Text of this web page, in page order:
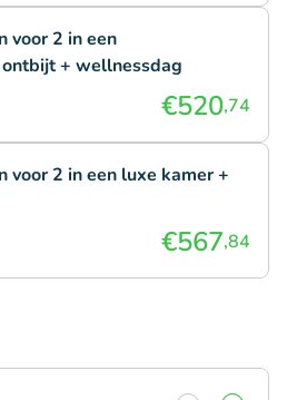
voor 2 in een
+ wellnessdag
€520,74
voor 2 in een luxe kamer +
€567,84